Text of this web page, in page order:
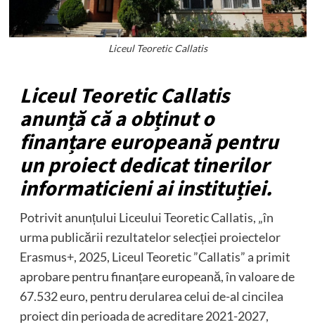
Liceul Teoretic Callatis
Liceul Teoretic Callatis
anunță că a obținut o
finanțare europeană pentru
un proiect dedicat tinerilor
informaticieni ai instituției.
Potrivit anunțului Liceului Teoretic Callatis, „în
urma publicării rezultatelor selecției proiectelor
Erasmus+, 2025, Liceul Teoretic ”Callatis” a primit
aprobare pentru finanțare europeană, în valoare de
67.532 euro, pentru derularea celui de-al cincilea
proiect din perioada de acreditare 2021-2027,